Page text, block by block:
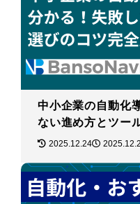
中小企業の自動化
ない進め方とツー
2025.12.24